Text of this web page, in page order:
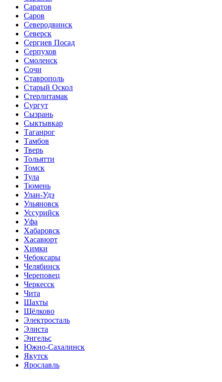
Саратов
Саров
Северодвинск
Северск
Сергиев Посад
Серпухов
Смоленск
Сочи
Ставрополь
Старый Оскол
Стерлитамак
Сургут
Сызрань
Сыктывкар
Таганрог
Тамбов
Тверь
Тольятти
Томск
Тула
Тюмень
Улан-Удэ
Ульяновск
Уссурийск
Уфа
Хабаровск
Хасавюрт
Химки
Чебоксары
Челябинск
Череповец
Черкесск
Чита
Шахты
Щёлково
Электросталь
Элиста
Энгельс
Южно-Сахалинск
Якутск
Ярославль